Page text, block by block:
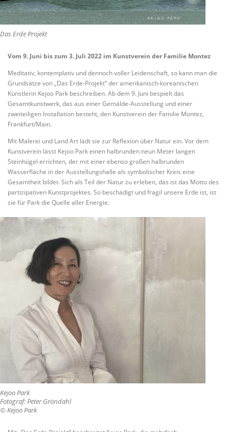
Das Erde Projekt
Vom 9. Juni bis zum 3. Juli 2022 im Kunstverein der Familie Montez
Meditativ, kontemplativ und dennoch voller Leidenschaft, so kann man die
Grundsätze von „Das Erde-Projekt“ der amerikanisch-koreanischen
Künstlerin Kejoo Park beschreiben. Ab dem 9. Juni bespielt das
Gesamtkunstwerk, das aus einer Gemälde-Ausstellung und einer
zweiteiligen Installation besteht, den Kunstverein der Familie Montez,
Frankfurt/Main.
Mit Malerei und Land Art lädt sie zur Reflexion über Natur ein. Vor dem
Kunstverein lässt Kejoo Park einen halbrunden neun Meter langen
Steinhügel errichten, der mit einer ebenso großen halbrunden
Wasserfläche in der Ausstellungshalle als symbolischer Kreis eine
Gesamtheit bildet. Sich als Teil der Natur zu erleben, das ist das Motto des
partizipativen Kunstprojektes. So beschädigt und fragil unsere Erde ist, ist
sie für Park die Quelle aller Energie.
Kejoo Park
Fotograf: Peter Gröndahl
© Kejoo Park